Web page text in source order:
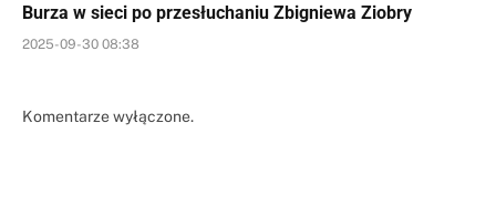
Burza w sieci po przesłuchaniu Zbigniewa Ziobry
2025-09-30 08:38
Komentarze wyłączone.